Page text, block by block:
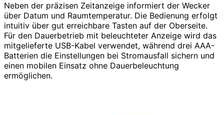
Neben der präzisen Zeitanzeige informiert der Wecker
über Datum und Raumtemperatur. Die Bedienung erfolgt
intuitiv über gut erreichbare Tasten auf der Oberseite.
Für den Dauerbetrieb mit beleuchteter Anzeige wird das
mitgelieferte USB-Kabel verwendet, während drei AAA-
Batterien die Einstellungen bei Stromausfall sichern und
einen mobilen Einsatz ohne Dauerbeleuchtung
ermöglichen.